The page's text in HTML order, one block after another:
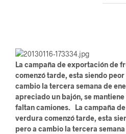
La campaña de exportación de
comenzó tarde, esta siendo
cambio la tercera semana de
apreciado un bajón, se
faltan camiones. La campaña
verdura comenzó tarde, esta
pero a cambio la tercera